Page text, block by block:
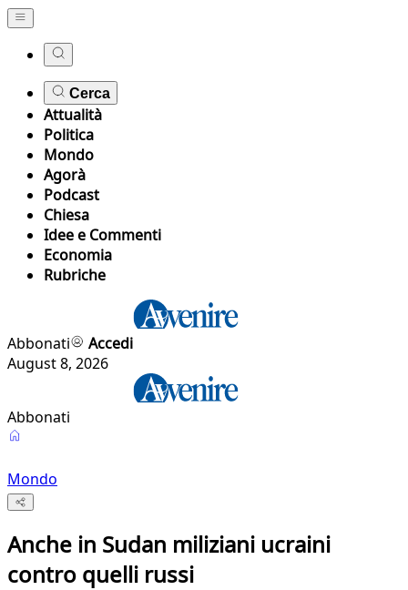
Cerca
Attualità
Politica
Mondo
Agorà
Podcast
Chiesa
Idee e Commenti
Economia
Rubriche
Abbonati
Accedi
August 8, 2026
Abbonati
Mondo
Anche in Sudan miliziani ucraini
contro quelli russi